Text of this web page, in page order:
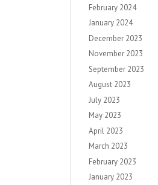
February 2024
January 2024
December 2023
November 2023
September 2023
August 2023
July 2023
May 2023
April 2023
March 2023
February 2023
January 2023